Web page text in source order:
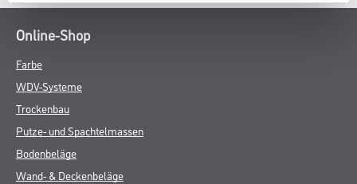
Online-Shop
Farbe
WDV-Systeme
Trockenbau
Putze- und Spachtelmassen
Bodenbeläge
Wand- & Deckenbeläge